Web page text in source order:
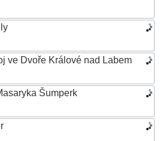
ve Dvoře Králové nad Labem
Šumperk